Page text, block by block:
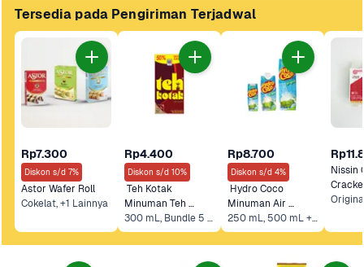
Tersedia pada Pengiriman Terjadwal
Rp7.300
Diskon s/d 7%
Cokelat, +1 Lainnya
Rp4.400
Diskon s/d 10%
Teh Kotak
Minuman Teh
Jasmine Teh Kotak300 mL, Bundle 5 x 300 mL*
Rp8.700
Diskon s/d 4%
Hydro Coco
Minuman Air
Kelapa
250 mL, 500 mL +3 Lainnya
Nissin